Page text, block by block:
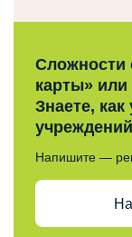
Сложности
карты»
Знаете,
Напишите —